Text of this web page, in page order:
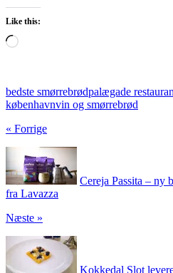
Like this:
Loading…
bedste smørrebrødpalægade
københavnvin og smørrebrød
« Forrige
Cereja Passita – ny
fra Lavazza
Næste »
Kokkedal Slot